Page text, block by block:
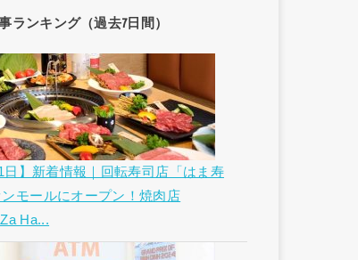
ランキング（過去7日間）
日】新着情報｜回転寿司店「はま寿
モールにオープン！焼肉店
Ha...